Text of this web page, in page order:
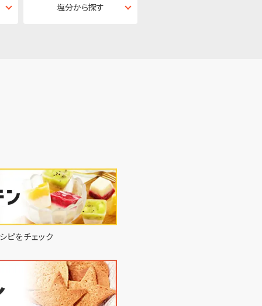
塩分から探す
ピをチェック